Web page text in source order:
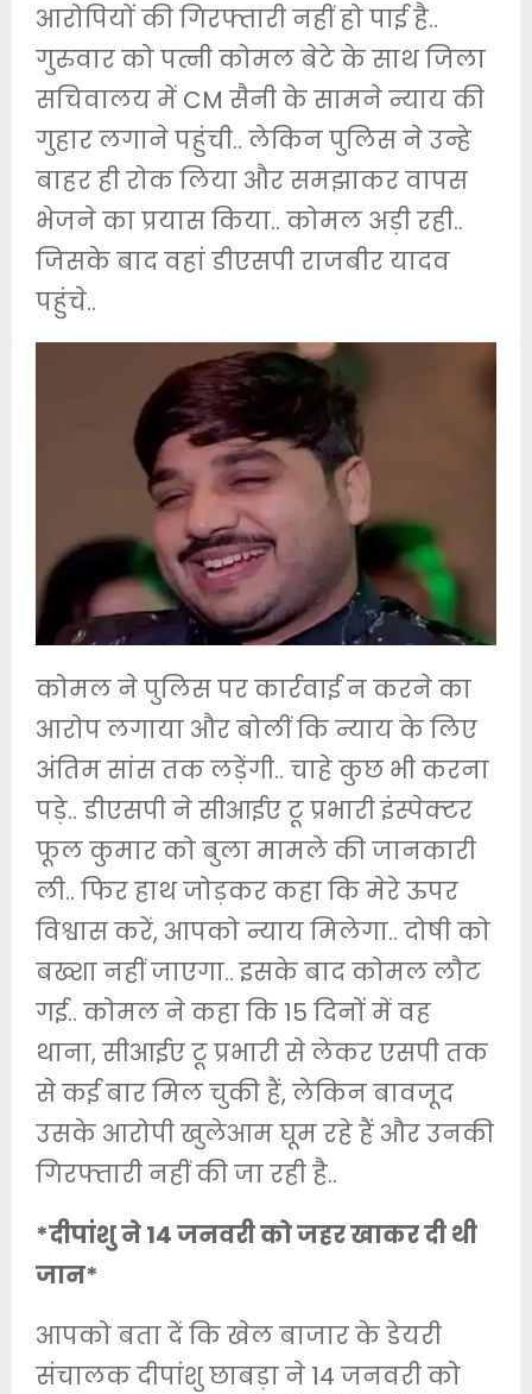
आरोपियों की गिरफ्तारी नहीं हो पाई है..
गुरुवार को पत्नी कोमल बेटे के साथ जिला
सचिवालय में CM सैनी के सामने न्याय की
गुहार लगाने पहुंची.. लेकिन पुलिस ने उन्हे
बाहर ही रोक लिया और समझाकर वापस
भेजने का प्रयास किया.. कोमल अड़ी रही..
जिसके बाद वहां डीएसपी राजबीर यादव
पहुंचे..
कोमल ने पुलिस पर कार्रवाई न करने का
आरोप लगाया और बोलीं कि न्याय के लिए
अंतिम सांस तक लड़ेंगी.. चाहे कुछ भी करना
पड़े.. डीएसपी ने सीआईए टू प्रभारी इंस्पेक्टर
फूल कुमार को बुला मामले की जानकारी
ली.. फिर हाथ जोड़कर कहा कि मेरे ऊपर
विश्वास करें, आपको न्याय मिलेगा.. दोषी को
बख्शा नहीं जाएगा.. इसके बाद कोमल लौट
गई.. कोमल ने कहा कि 15 दिनों में वह
थाना, सीआईए टू प्रभारी से लेकर एसपी तक
से कई बार मिल चुकी हैं, लेकिन बावजूद
उसके आरोपी खुलेआम घूम रहे हैं और उनकी
गिरफ्तारी नहीं की जा रही है..
*दीपांशु ने 14 जनवरी को जहर खाकर दी थी
जान*
आपको बता दें कि खेल बाजार के डेयरी
संचालक दीपांशु छाबड़ा ने 14 जनवरी को